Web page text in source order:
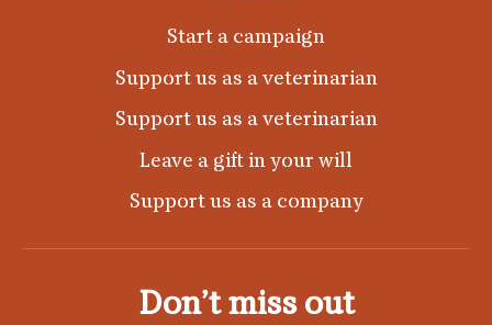
Start a campaign
Support us as a veterinarian
Support us as a veterinarian
Leave a gift in your will
Support us as a company
Don’t miss out